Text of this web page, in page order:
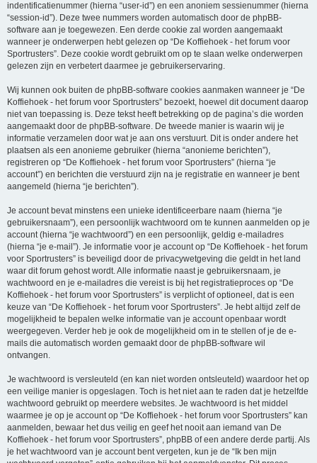
indentificatienummer (hierna “user-id”) en een anoniem sessienummer (hierna
“session-id”). Deze twee nummers worden automatisch door de phpBB-
software aan je toegewezen. Een derde cookie zal worden aangemaakt
wanneer je onderwerpen hebt gelezen op “De Koffiehoek - het forum voor
Sportrusters”. Deze cookie wordt gebruikt om op te slaan welke onderwerpen
gelezen zijn en verbetert daarmee je gebruikerservaring.
Wij kunnen ook buiten de phpBB-software cookies aanmaken wanneer je “De
Koffiehoek - het forum voor Sportrusters” bezoekt, hoewel dit document daarop
niet van toepassing is. Deze tekst heeft betrekking op de pagina’s die worden
aangemaakt door de phpBB-software. De tweede manier is waarin wij je
informatie verzamelen door wat je aan ons verstuurt. Dit is onder andere het
plaatsen als een anonieme gebruiker (hierna “anonieme berichten”),
registreren op “De Koffiehoek - het forum voor Sportrusters” (hierna “je
account”) en berichten die verstuurd zijn na je registratie en wanneer je bent
aangemeld (hierna “je berichten”).
Je account bevat minstens een unieke identificeerbare naam (hierna “je
gebruikersnaam”), een persoonlijk wachtwoord om te kunnen aanmelden op je
account (hierna “je wachtwoord”) en een persoonlijk, geldig e-mailadres
(hierna “je e-mail”). Je informatie voor je account op “De Koffiehoek - het forum
voor Sportrusters” is beveiligd door de privacywetgeving die geldt in het land
waar dit forum gehost wordt. Alle informatie naast je gebruikersnaam, je
wachtwoord en je e-mailadres die vereist is bij het registratieproces op “De
Koffiehoek - het forum voor Sportrusters” is verplicht of optioneel, dat is een
keuze van “De Koffiehoek - het forum voor Sportrusters”. Je hebt altijd zelf de
mogelijkheid te bepalen welke informatie van je account openbaar wordt
weergegeven. Verder heb je ook de mogelijkheid om in te stellen of je de e-
mails die automatisch worden gemaakt door de phpBB-software wil
ontvangen.
Je wachtwoord is versleuteld (en kan niet worden ontsleuteld) waardoor het op
een veilige manier is opgeslagen. Toch is het niet aan te raden dat je hetzelfde
wachtwoord gebruikt op meerdere websites. Je wachtwoord is het middel
waarmee je op je account op “De Koffiehoek - het forum voor Sportrusters” kan
aanmelden, bewaar het dus veilig en geef het nooit aan iemand van De
Koffiehoek - het forum voor Sportrusters”, phpBB of een andere derde partij. Als
je het wachtwoord van je account bent vergeten, kun je de “Ik ben mijn